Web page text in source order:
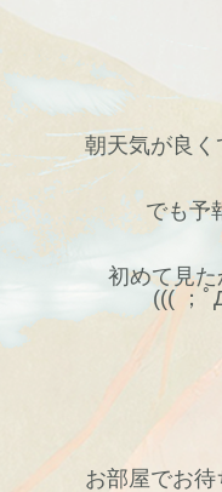
朝天気が良く
でも予
初めて見
((( ；ﾟ
お部屋でお